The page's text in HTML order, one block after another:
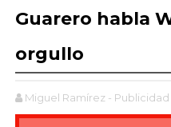
Guarero habla
orgullo
Miguel Ramírez - Publicidad